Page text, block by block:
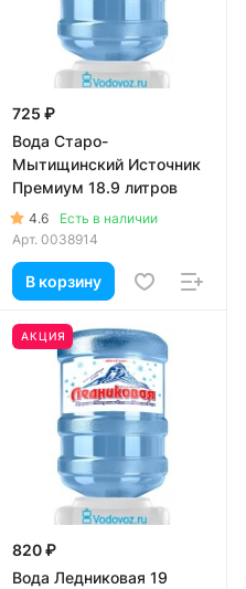
725 ₽
Вода Старо-
Мытищинский Источник
Премиум 18.9 литров
4.6
Есть в наличии
Арт. 0038914
В корзину
АКЦИЯ
820 ₽
Вода Ледниковая 19